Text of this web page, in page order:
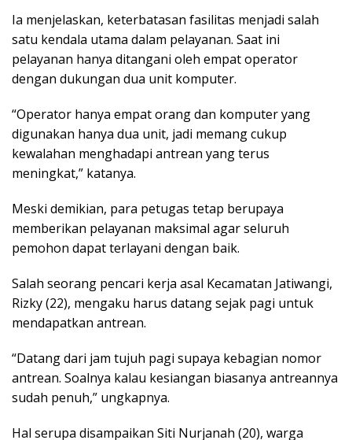
Ia menjelaskan, keterbatasan fasilitas menjadi salah
satu kendala utama dalam pelayanan. Saat ini
pelayanan hanya ditangani oleh empat operator
dengan dukungan dua unit komputer.
“Operator hanya empat orang dan komputer yang
digunakan hanya dua unit, jadi memang cukup
kewalahan menghadapi antrean yang terus
meningkat,” katanya.
Meski demikian, para petugas tetap berupaya
memberikan pelayanan maksimal agar seluruh
pemohon dapat terlayani dengan baik.
Salah seorang pencari kerja asal Kecamatan Jatiwangi,
Rizky (22), mengaku harus datang sejak pagi untuk
mendapatkan antrean.
“Datang dari jam tujuh pagi supaya kebagian nomor
antrean. Soalnya kalau kesiangan biasanya antreannya
sudah penuh,” ungkapnya.
Hal serupa disampaikan Siti Nurjanah (20), warga